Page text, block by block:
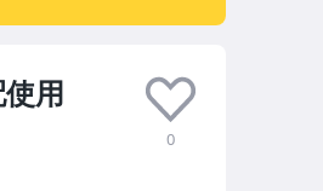
用
0